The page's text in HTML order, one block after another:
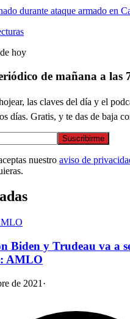
durante ataque armado en
hoy
de mañana a las
las claves del día y el
días. Gratis, y te das de baja
Suscribirme
nuestro aviso de
Biden y Trudeau va a
AMLO
de 2021 ·